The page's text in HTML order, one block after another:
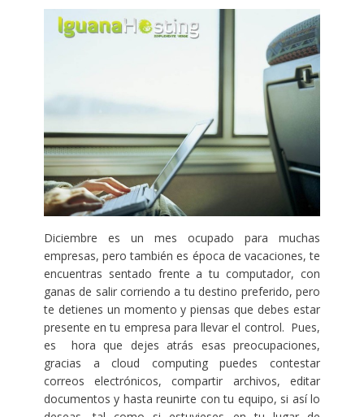
Diciembre es un mes ocupado para muchas
empresas, pero también es época de vacaciones, te
encuentras sentado frente a tu computador, con
ganas de salir corriendo a tu destino preferido, pero
te detienes un momento y piensas que debes estar
presente en tu empresa para llevar el control. Pues,
es hora que dejes atrás esas preocupaciones,
gracias a cloud computing puedes contestar
correos electrónicos, compartir archivos, editar
documentos y hasta reunirte con tu equipo, si así lo